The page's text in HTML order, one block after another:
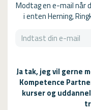
Modtag en e-mail når
i enten Herning,
Ja tak, jeg vil gerne
Kompetence
kurser og